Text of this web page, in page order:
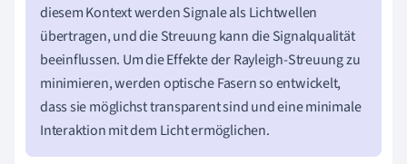
diesem Kontext werden Signale als Lichtwellen
übertragen, und die Streuung kann die Signalqualität
beeinflussen. Um die Effekte der Rayleigh-Streuung zu
minimieren, werden optische Fasern so entwickelt,
dass sie möglichst transparent sind und eine minimale
Interaktion mit dem Licht ermöglichen.